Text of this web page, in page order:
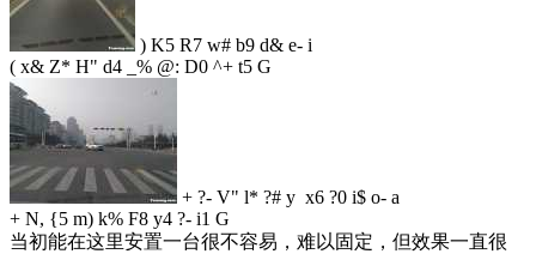
) K5 R7 w# b9 d& e- i
( x& Z* H" d4 _% @: D0 ^+ t5 G
+ ?- V" l* ?# y x6 ?0 i$ o- a
+ N, {5 m) k% F8 y4 ?- i1 G
当初能在这里安置一台很不容易，难以固定，但效果一直很